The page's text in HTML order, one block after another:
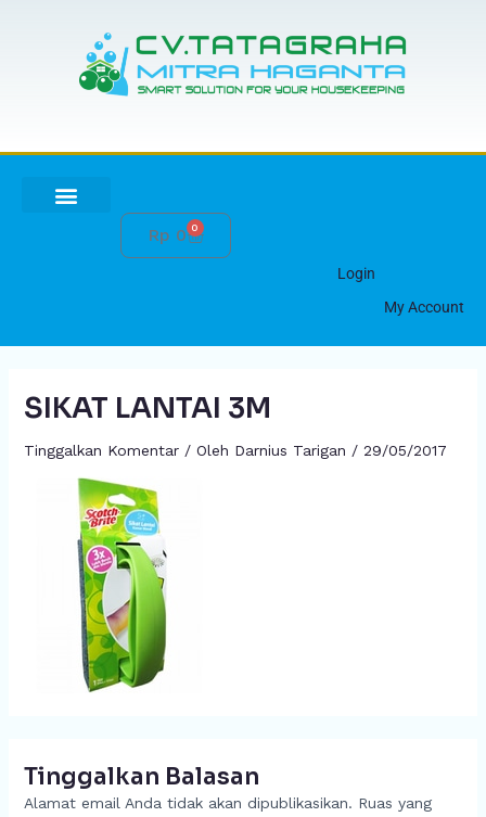
Rp 0 0
Cart
Login
My Account
SIKAT LANTAI 3M
Tinggalkan Komentar / Oleh Darnius Tarigan / 29/05/2017
Tinggalkan Balasan
Alamat email Anda tidak akan dipublikasikan. Ruas yang